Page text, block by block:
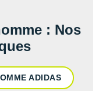
: Nos
ADIDAS